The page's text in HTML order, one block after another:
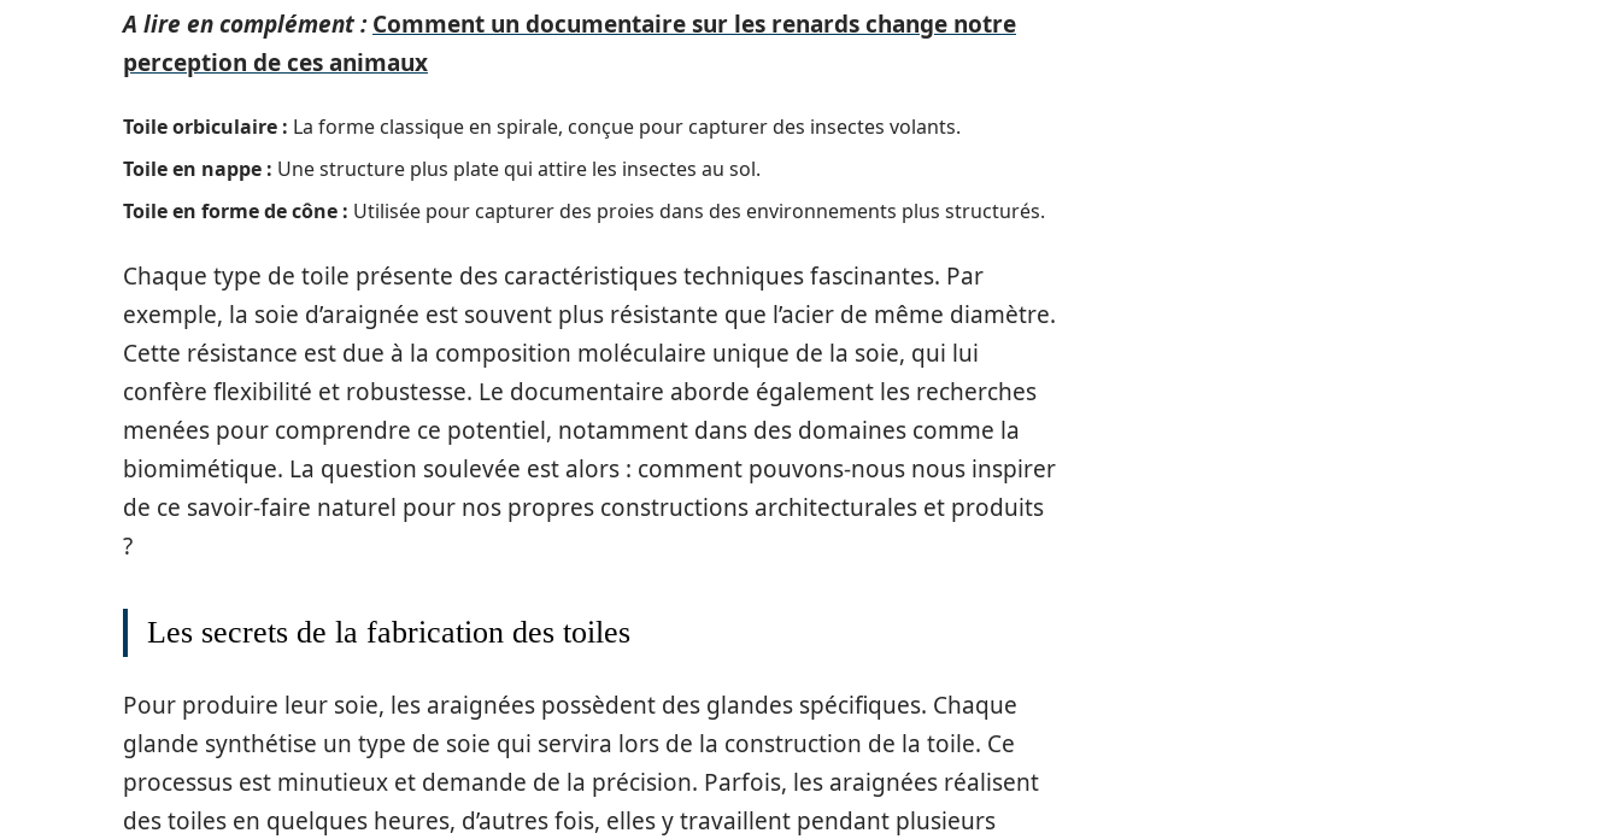
A lire en complément : Comment un documentaire sur les renards change notre
perception de ces animaux
Toile orbiculaire : La forme classique en spirale, conçue pour capturer des insectes volants.
Toile en nappe : Une structure plus plate qui attire les insectes au sol.
Toile en forme de cône : Utilisée pour capturer des proies dans des environnements plus structurés.
Chaque type de toile présente des caractéristiques techniques fascinantes. Par
exemple, la soie d’araignée est souvent plus résistante que l’acier de même diamètre.
Cette résistance est due à la composition moléculaire unique de la soie, qui lui
confère flexibilité et robustesse. Le documentaire aborde également les recherches
menées pour comprendre ce potentiel, notamment dans des domaines comme la
biomimétique. La question soulevée est alors : comment pouvons-nous nous inspirer
de ce savoir-faire naturel pour nos propres constructions architecturales et produits
?
Les secrets de la fabrication des toiles
Pour produire leur soie, les araignées possèdent des glandes spécifiques. Chaque
glande synthétise un type de soie qui servira lors de la construction de la toile. Ce
processus est minutieux et demande de la précision. Parfois, les araignées réalisent
des toiles en quelques heures, d’autres fois, elles y travaillent pendant plusieurs